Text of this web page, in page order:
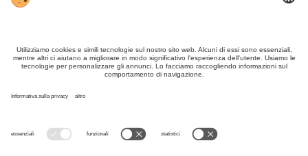
Privacy
Sitemap-Impostazioni cookie individuali
Part. IVA. IT02365710215